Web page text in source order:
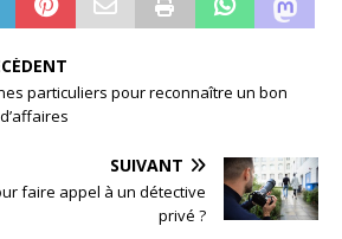
particuliers pour reconnaître un bon
SUIVANT
faire appel à un détective
privé ?